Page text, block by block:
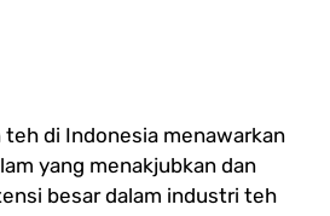
teh di Indonesia menawarkan
yang menakjubkan dan
besar dalam industri teh